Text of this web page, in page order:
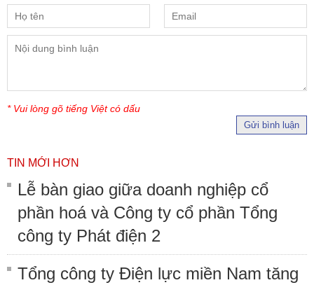
* Vui lòng gõ tiếng Việt có dấu
Gửi bình luận
TIN MỚI HƠN
Lễ bàn giao giữa doanh nghiệp cổ
phần hoá và Công ty cổ phần Tổng
công ty Phát điện 2
Tổng công ty Điện lực miền Nam tăng